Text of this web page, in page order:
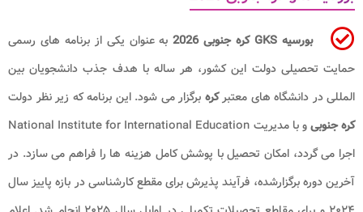
بورسیه GKS کره جنوبی 2026
به عنوان یکی از برنامه های رسمی
حمایت تحصیلی دولت این کشور، هر ساله با هدف جذب دانشجویان بین
المللی در دانشگاه های معتبرکره برگزار می شود. این برنامه که زیر نظر دولت
کره جنوبی
و با مدیریت National Institute for International Education
اجرا می گردد، امکان تحصیل با پوشش کامل هزینه ها را فراهم می سازد. در
آخرین دوره برگزارشده، فرآیند پذیرش برای مقطع کارشناسی در بازه پاییز سال